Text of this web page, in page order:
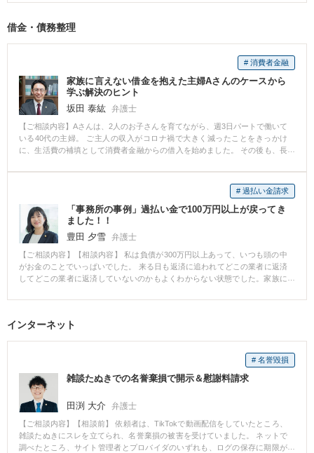
への対応を含め相談をさせていただきました。 先生からは後遺障害等級認定
だけました。そして,後遺障害の申請やその後の保険会社との交渉をお願いさ
護士費用もないとのことでした。 【先生のコメント】 まずは,被害者請求とい
う方法で,適切な資料を収集したうえで後遺障害の申請を行いました。 結果後
遺障害12級の認定が下りました。 また、相手方保険会社からは650万円程度
の示談提案を受けましたが,12級の後遺障害に相当するだけの慰謝料や逸失利
益も合わせて相手方保険会社と交渉しました。交渉の結果、300万円ほど増額
出来て,治療費なども込みで950万円の保険金をもらうことができました。 後
遺障害が認められるかどうか,相手方保険会社の提案する金額が妥当かどうか
について,お気軽にご相談いただければと思います。
借金・債務整理
# 消費者金融
家族に言えない借金を抱えた主婦Aさんのケースから
学ぶ解決のヒント
坂田 泰紘 弁護士
【ご相談内容】Aさんは、2人のお子さんを育てながら、週3日パートで働いて
いる40代の主婦。 ご主人の収入がコロナ禍で大きく減ったことをきっかけ
に、生活費の補填として消費者金融からの借入を始めました。 その後も、長
買い替えも重なって、借金はさらに増加。 最初は「一時的な借入れでなんと
かなる」と思っていたものの、気がつけば5社から合計約380万円の借金を抱
える状況になっていました。 ■ 誰にも言えず、一人で抱えた不安 Aさんは
「夫にバレたらどうしよう…」「子どもたちに迷惑をかけたくない」と思
い、誰にも相談できないまま日々を過ごしていたそうです。 返済日が近づく
たびに感じるプレッシャー、消費者金融からの電話や郵便物…。 常に頭のど
こかに「借金」がある状態で、心身ともに限界に近づいていました。 そんな
中、偶然見かけた市民向け無料法律セミナーをきっかけに、「これが最後の
チャンスかもしれない」と思い、勇気を出して当事務所へご相談に来られま
した。 ■ 弁護士に相談して見えた「希望の道筋」 私たちは、Aさんの借入状
た： ■ Aさんにご提案した解決策 ◉ 任意整理 → 利息をカットし、借入元本を
無理のない額で分割返済する方法。 家族に知られずに進めやすく、裁判所を
通さずに手続き可能。 ◉ 個人再生 → 借金を大幅に減額（たとえば380万円 →
約100万円）し、3〜5年かけて返済する方法。 住宅や財産を維持しながら生
活再建が可能。 ◉ 自己破産 → 収入や資産状況によっては、裁判所に申立てて
借金の返済義務を免除する制度。 Aさんは、当初「破産だけは避けたい」
「家族に知られたくない」と強く望んでおられました。 私たちは話し合いを
重ねた上で、任意整理を選択し、債権者5社との交渉を開始。利息の免除と
月々の返済額調整が認められ、月々の返済額は約6.3万円にまで減額ました。
■ 解決後、Aさんの言葉 >「気持ちがすごく軽くなりました。もっと早く相談
していればよかった…」 >「取り立てもなくなり、久しぶりに夜ぐっすり眠れ
# 過払い金請求
「事務所の事例」過払い金で100万円以上が戻ってき
ました！！
豊田 夕雪 弁護士
【ご相談内容】【相談内容】 私は負債が300万円以上あって、いつも頭の中
がお金のことでいっぱいでした。 来る日も返済に追われてどこの業者に返済
してどこの業者に返済していないのかもよくわからない状態でした。家族に
た。 ただ、弁護士に相談してみると、ずっと昔から借金をしていたので過払
かの調査を依頼したところ、相当過払い金があって借金が帳消しになって、
かったので本当にうれしかったです。本当にありがとうございました。 【先
生のコメント】 借金問題で苦しんでらっしゃる方は、頭の中がお金のことに
ずっと追われてしまって、冷静な判断をすることは本当に難しいです。だか
らこそ、まず法律の専門家である弁護士にご相談されるのがいいと思いま
す。 今回のご相談では、幸いにしてお金の借入と返済を長期間続けてこられ
たので、破産することもなく、過払い金と相殺することで借金を帳消しにす
ることができ、幸運なことに過払い金が戻ってきました。 どうか一人で悩ま
ずに、お気軽にご相談くださいませ。 きっとよい解決策が見つかるはずで
インターネット
# 名誉毀損
雑談たぬきでの名誉棄損で開示＆慰謝料請求
田渕 大介 弁護士
【ご相談内容】【相談前】 依頼者は、TikTokで動画配信をしていたところ、
雑談たぬきにスレを立てられ、名誉棄損の被害を受けていました。 ネットで
調べたところ、サイト管理者とプロバイダのいずれも、ログの保存に期限が